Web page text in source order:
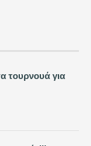
τουρνουά για